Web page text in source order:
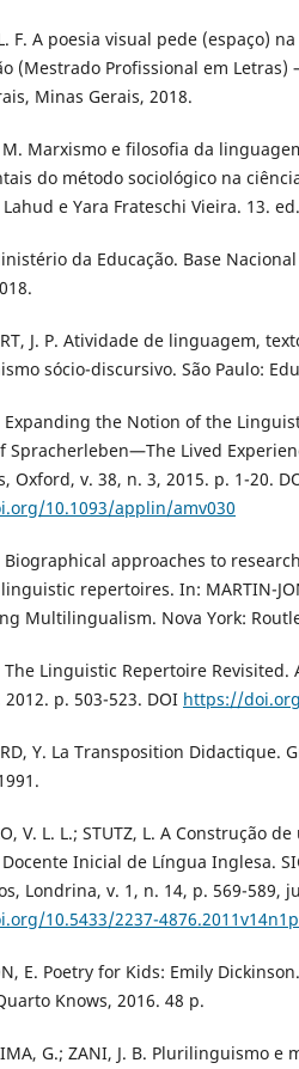
F. A poesia visual pede (espaço)
(Mestrado Profissional em Letras)
Minas Gerais, 2018.
M. Marxismo e filosofia da
do método sociológico na
e Yara Frateschi Vieira. 13.
da Educação. Base
J. P. Atividade de linguagem,
sócio-discursivo. São Paulo:
Expanding the Notion of the
Spracherleben—The Lived
Oxford, v. 38, n. 3, 2015. p. 1-20.
10.1093/applin/amv030
Biographical approaches to
repertoires. In: MARTIN-
Multilingualism. Nova York:
The Linguistic Repertoire
2012. p. 503-523. DOI https://
Y. La Transposition Didactique.
V. L. L.; STUTZ, L. A Construção
Docente Inicial de Língua Inglesa.
Londrina, v. 1, n. 14, p. 569-589,
10.5433/2237-
E. Poetry for Kids: Emily
Knows, 2016. 48 p.
G.; ZANI, J. B. Plurilinguismo